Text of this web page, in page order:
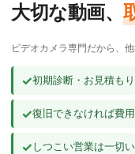
サービスの流れ
よくあるご質問
大切な動画、
ビデオカメラ専門だから、
✓初期診断・お見積も
✓復旧できなければ費
✓しつこい営業は一切